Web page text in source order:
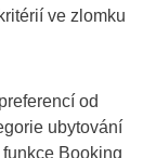
ve zlomku
od
ubytování
Booking